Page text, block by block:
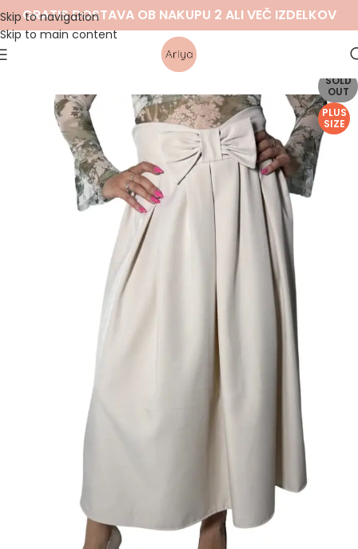
Skip to navigation
Skip to main content
GRATIS DOSTAVA OB NAKUPU 2 ALI VEČ IZDELKOV
SOLD
OUT
PLUS
SIZE